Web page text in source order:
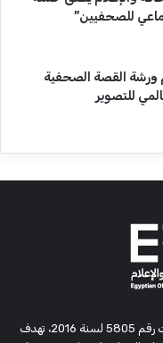
للصحفيين”
ورشة القصة الصحفية
للتصوير
مؤسسة بحثية وحقوقية مستقلة، مسجلة تحت رقم 5805 لسنة 2016، تهدف